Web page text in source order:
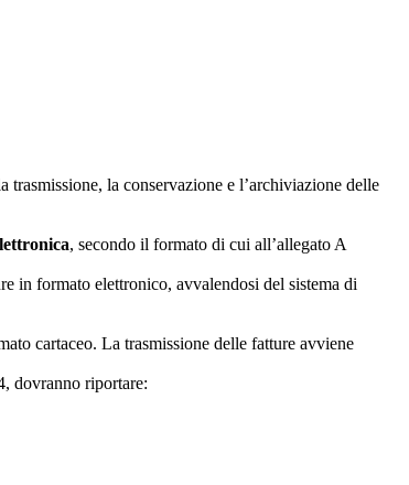
trasmissione, la conservazione e l’archiviazione delle
, secondo il formato di cui all’allegato A
in formato elettronico, avvalendosi del sistema di
cartaceo. La trasmissione delle fatture avviene
dovranno riportare: